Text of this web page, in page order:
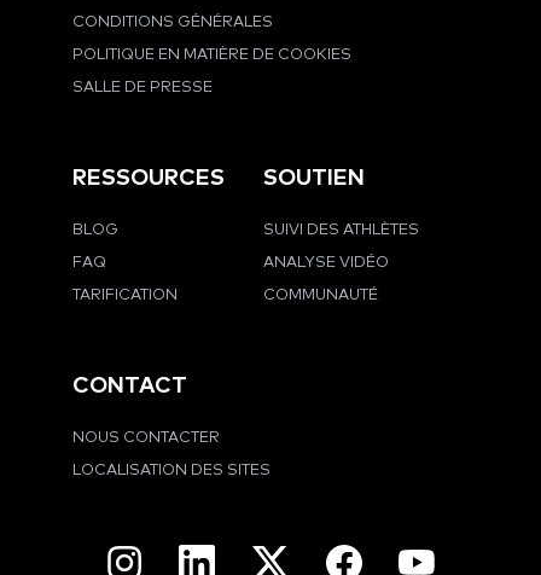
CONDITIONS GÉNÉRALES
POLITIQUE EN MATIÈRE DE COOKIES
SALLE DE PRESSE
RESSOURCES
BLOG
FAQ
TARIFICATION
SOUTIEN
SUIVI DES ATHLÈTES
ANALYSE VIDÉO
COMMUNAUTÉ
CONTACT
NOUS CONTACTER
LOCALISATION DES SITES